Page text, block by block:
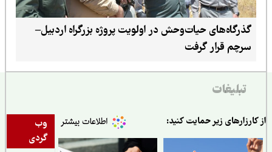
گذرگاه‌های حیات‌وحش در اولویت پروژه بزرگراه اردبیل–
سرچم قرار گرفت
تبلیغات
وب
گردی
زیر حمایت کنید: